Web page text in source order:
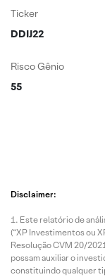
Ticker
DDIJ22
Risco Gênio
55
Disclaimer:
Este relatório de
(“XP Investimentos ou
Resolução CVM 20/
possam auxiliar o
constituindo qualquer